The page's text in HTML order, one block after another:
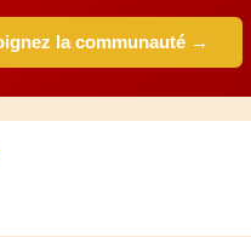
la communauté →